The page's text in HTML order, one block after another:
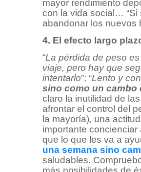
mayor rendimiento
con la vida social… “Si
abandonar los nuevos
4. El efecto largo
“La pérdida de peso
viaje, pero hay que
intentarlo”; “Lento y
sino como un cambo
claro la inutilidad de
afrontar el control del
la mayoría), una
importante
que lo que les va a
una semana sino
saludables.